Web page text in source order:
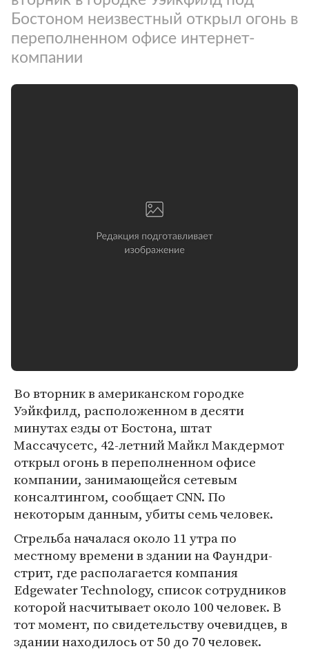
Бостоном неизвестный открыл огонь в
переполненном офисе интернет-
компании
Во вторник в американском городке
Уэйкфилд, расположенном в десяти
минутах езды от Бостона, штат
Массачусетс, 42-летний Майкл Макдермот
открыл огонь в переполненном офисе
компании, занимающейся сетевым
консалтингом, сообщает CNN. По
некоторым данным, убиты семь человек.
Стрельба началася около 11 утра по
местному времени в здании на Фаундри-
стрит, где располагается компания
Edgewater Technology, список сотрудников
которой насчитывает около 100 человек. В
тот момент, по свидетельству очевидцев, в
здании находилось от 50 до 70 человек.